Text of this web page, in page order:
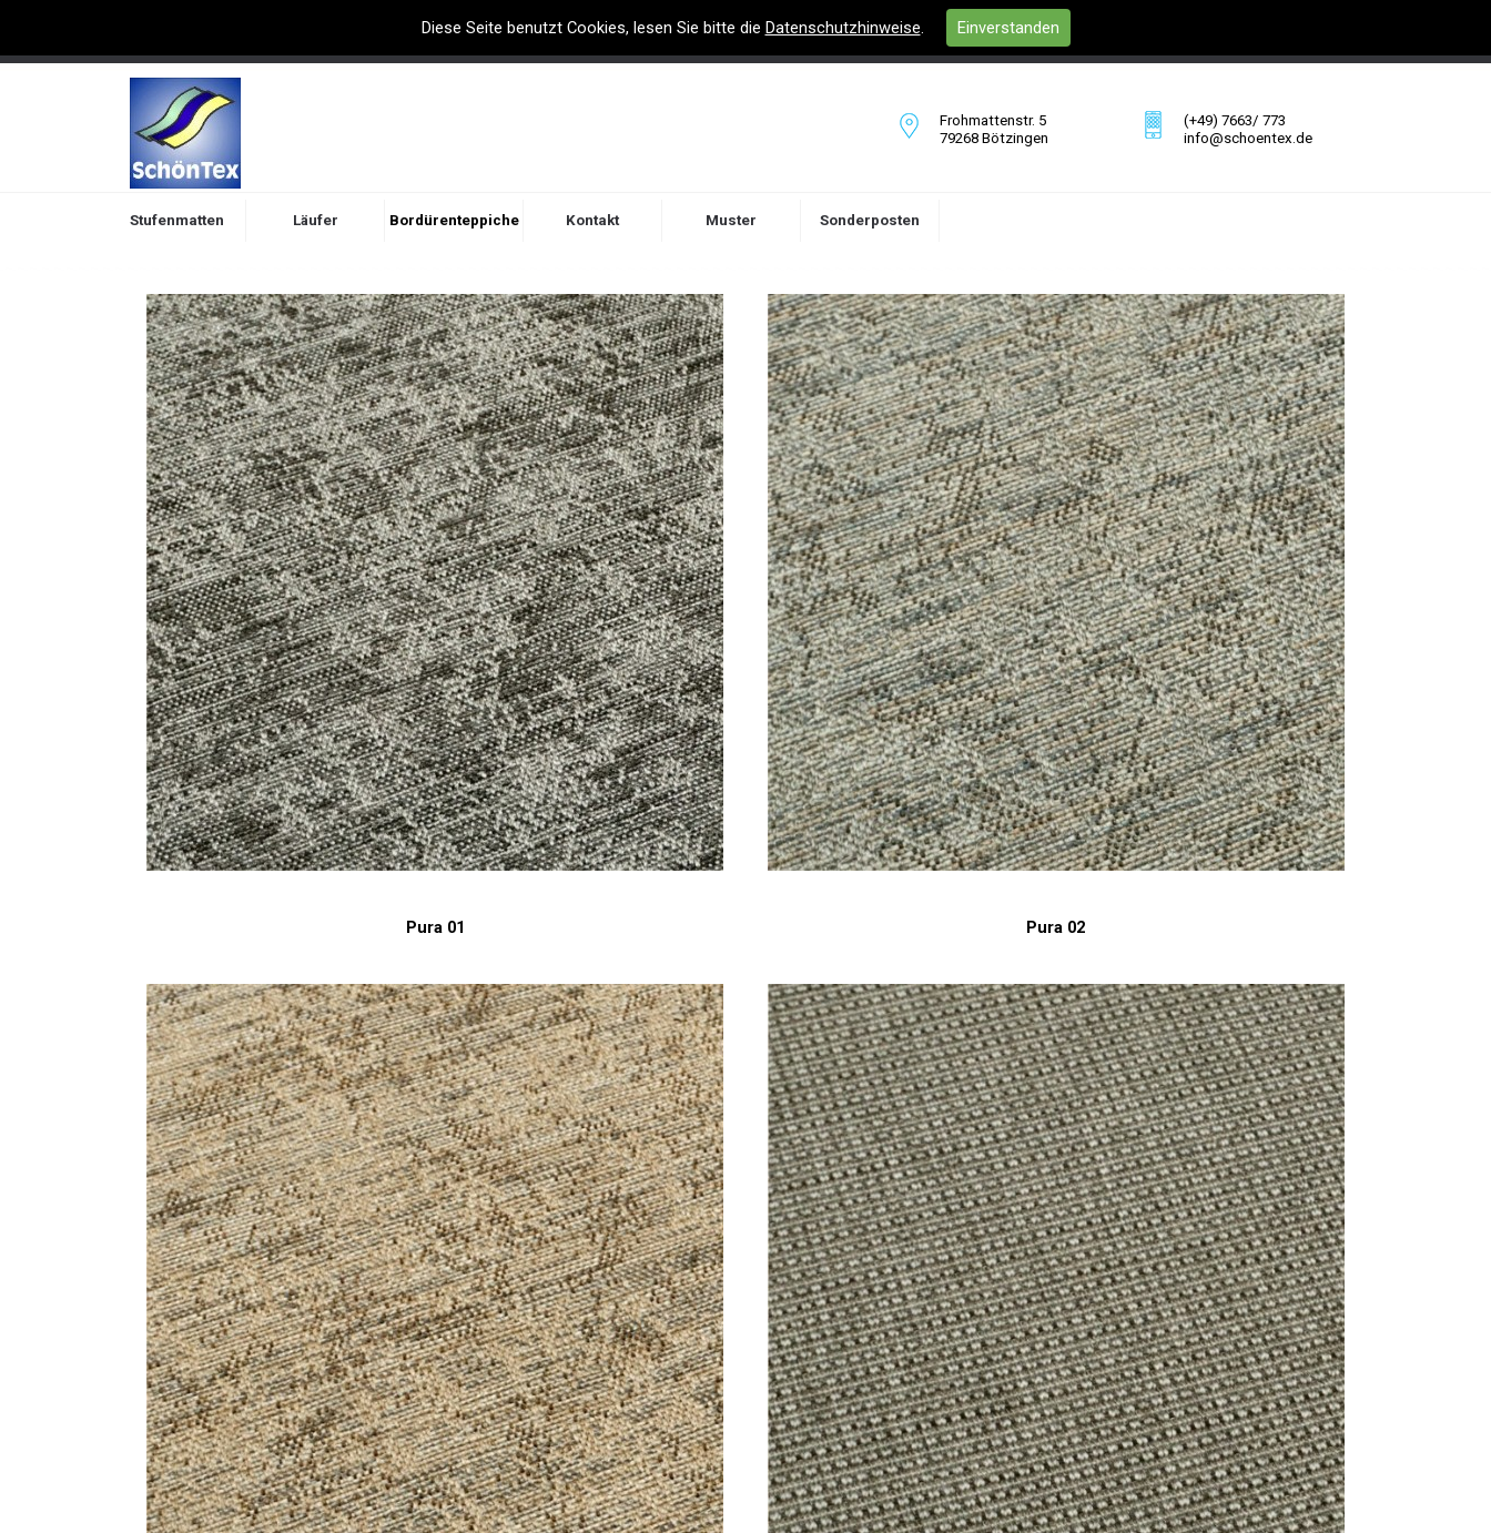
Diese Seite benutzt Cookies, lesen Sie bitte die Datenschutzhinweise. Einverstanden
Stufenmatten Läufer Bordürenteppiche Kontakt Muster Sonderposten
Frohmattenstr. 5
79268 Bötzingen
(+49) 7663/ 773
info@schoentex.de
Pura 01 Pura 02